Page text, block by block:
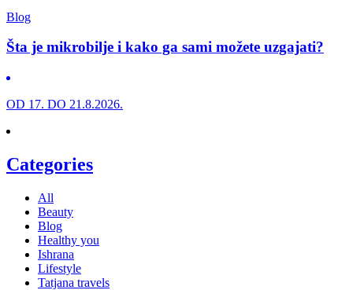
Blog
Šta je mikrobilje i kako ga sami možete uzgajati?
OD 17. DO 21.8.2026.
Categories
All
Beauty
Blog
Healthy you
Ishrana
Lifestyle
Tatjana travels